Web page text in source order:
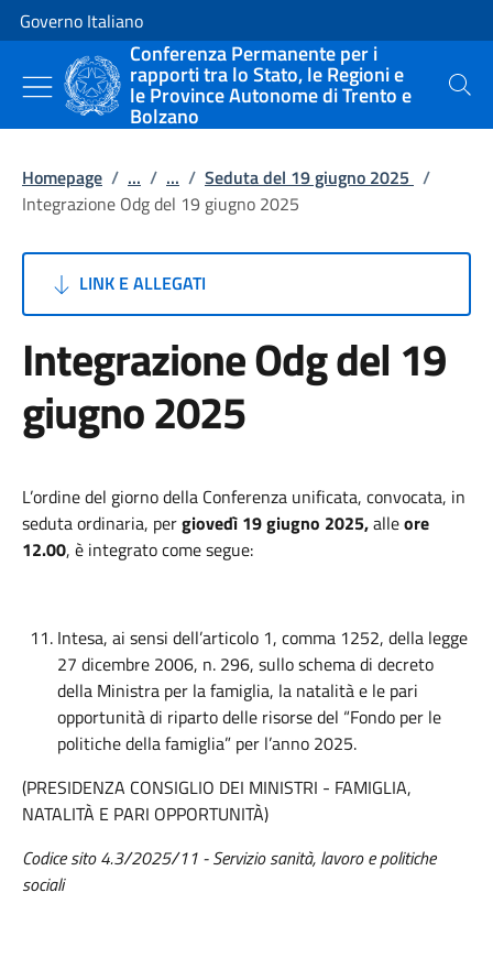
Vai al contenuto
Vai alla navigazione del sito
Governo Italiano
Conferenza Permanente per i
rapporti tra lo Stato, le Regioni e
le Province Autonome di Trento e
Bolzano
Cerca
Homepage / ... / ... / Seduta del 19 giugno 2025 /
Integrazione Odg del 19 giugno 2025
LINK E ALLEGATI
Integrazione Odg del 19
giugno 2025
L’ordine del giorno della Conferenza unificata, convocata, in
seduta ordinaria, pergiovedì 19 giugno 2025,alleore
12.00, è integrato come segue:
Intesa, ai sensi dell’articolo 1, comma 1252, della legge
27 dicembre 2006, n. 296, sullo schema di decreto
della Ministra per la famiglia, la natalità e le pari
opportunità di riparto delle risorse del “Fondo per le
politiche della famiglia” per l’anno 2025.
(PRESIDENZA CONSIGLIO DEI MINISTRI - FAMIGLIA,
NATALITÀ E PARI OPPORTUNITÀ)
Codice sito 4.3/2025/11 - Servizio sanità, lavoro e politiche
sociali